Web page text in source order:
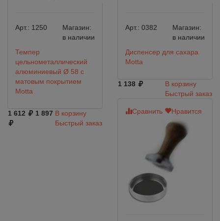
Арт.: 1250
Магазин:
в наличии
Темпер
цельнометаллический
алюминиевый Ø 58 с
матовым покрытием
Motta
1 612 1 897 В корзину
Быстрый заказ
Арт.: 0382
Магазин:
в наличии
Диспенсер для сахара
Motta
1 138
В корзину
Быстрый заказ
Сравнить Нравится